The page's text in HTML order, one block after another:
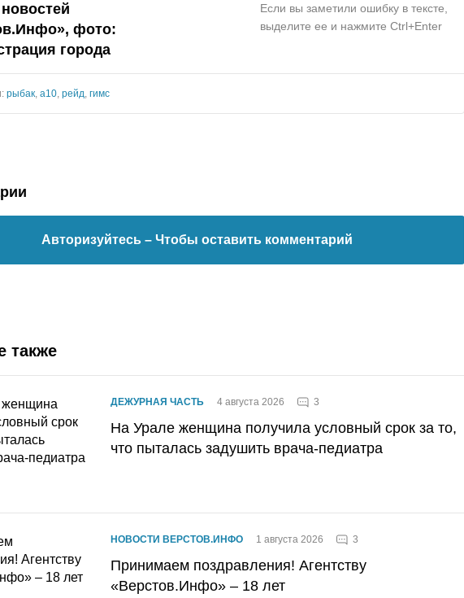
фото:
города
Если вы заметили ошибку в тексте,
выделите ее и нажмите Ctrl+Enter
рыбак, а10, рейд, гимс
Авторизуйтесь – Чтобы оставить комментарий
также
ДЕЖУРНАЯ ЧАСТЬ 4 августа 2026 3
На Урале женщина получила условный срок за то,
что пыталась задушить врача-педиатра
НОВОСТИ ВЕРСТОВ.ИНФО 1 августа 2026 3
Принимаем поздравления! Агентству
«Верстов.Инфо» – 18 лет